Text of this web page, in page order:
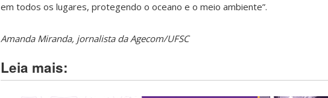
em todos os lugares, protegendo o oceano e o meio ambiente”.
Amanda Miranda, jornalista da Agecom/UFSC
Leia mais: